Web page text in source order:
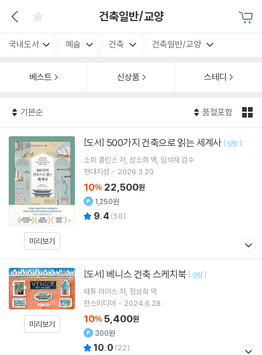
건축일반/교양
국내도서 예술 건축 건축일반/교양
베스트 신상품 스테디
기본순 품절포함
미리보기
[도서] 500가지 건축으로 읽는 세계사 [ 양장]
소피 콜린스 저 성소희 역 임석재 감수
현대지성
2026.3.20.
10% 22,500원
1,250원
9.4 (50)
미리보기
[도서] 베니스 건축 스케치북 [ 양장]
매튜 라이스저 정상희 역
한스미디어
2024.6.28.
10% 5,400원
300원
10.0 (22)